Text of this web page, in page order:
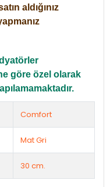
aldığınız
göre özel olarak
Comfort
Mat Gri
30 cm.